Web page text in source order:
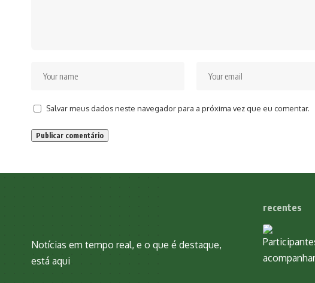
Salvar meus dados neste navegador para a próxima vez que eu comentar.
Notícias em tempo real, e o que é destaque,
está aqui
recentes